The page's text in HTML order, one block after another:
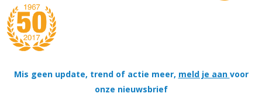
Mis geen update, trend of actie meer, meld je aan voor
onze nieuwsbrief
Tassen
Thema's